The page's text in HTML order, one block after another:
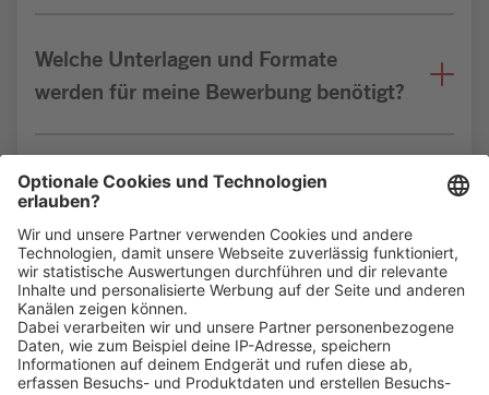
Welche Unterlagen und Formate
werden für meine Bewerbung benötigt?
Bin ich für die Stelle geeignet?